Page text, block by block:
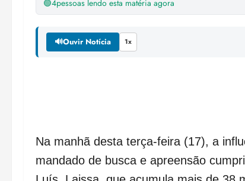
🟢4pessoas lendo esta matéria agora
🔊Ouvir Notícia 1x
Na manhã desta terça-feira (17), a
mandado de busca e apreensão